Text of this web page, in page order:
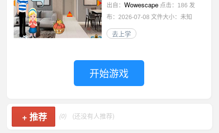
出自： Wowescape 点击：186 发
布：2026-07-08 文件大小：未知
去上学
开始游戏
+推荐 (0) (还没有人推荐)